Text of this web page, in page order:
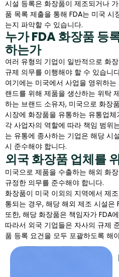
시설 등록은 화장품이 제조되거나
품 목록 제출을 통해 FDA는 미국 시
는지 파악할 수 있습니다.
누가 FDA 화장품 등
하는가
여러 유형의 기업이 일반적으로 화
규제 의무를 이행해야 할 수 있습니
여기에는 미국에서 사업을 영위하
랜드를 위해 제품을 생산하는 위탁
하는 브랜드 소유자, 미국으로 화장
시장에 화장품을 유통하는 유통업체
각 사업자의 역할에 따라 책임 범위
는 유통에 종사하는 기업은 해당 시
시 준수해야 합니다.
외국 화장품 업체를
미국으로 제품을 수출하는 해외 화
규정한 의무를 준수해야 합니다.
화장품이 미국 이외의 지역에서 제
통되는 경우, 해당 해외 제조 시설은
또한, 해당 화장품은 책임자가 FDA
따라서 외국 기업들은 자사의 규제
품 등록 요건을 모두 포괄하도록 해